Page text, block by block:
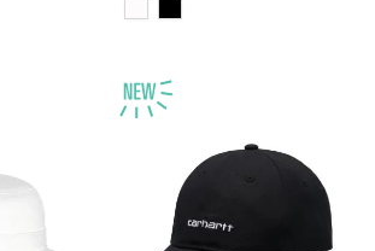
Colour
White/Black
Black/White